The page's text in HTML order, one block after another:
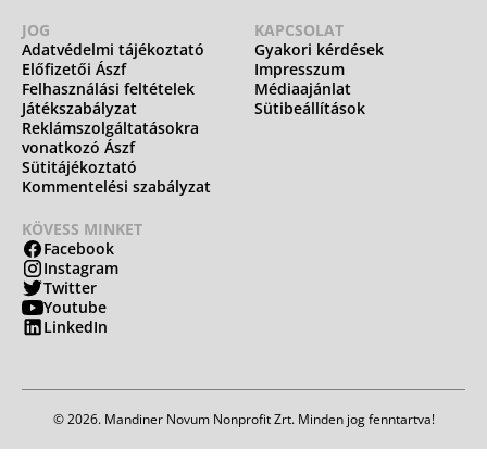
JOG
Adatvédelmi tájékoztató
Előfizetői Ászf
Felhasználási feltételek
Játékszabályzat
Reklámszolgáltatásokra
vonatkozó Ászf
Sütitájékoztató
Kommentelési szabályzat
KAPCSOLAT
Gyakori kérdések
Impresszum
Médiaajánlat
Sütibeállítások
KÖVESS MINKET
Facebook
Instagram
Twitter
Youtube
LinkedIn
© 2026. Mandiner Novum Nonprofit Zrt. Minden jog fenntartva!